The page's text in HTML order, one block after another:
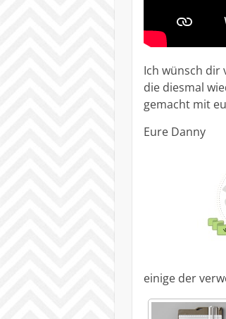
Ich wünsch dir
die diesmal
gemacht mit
Eure Danny
einige der